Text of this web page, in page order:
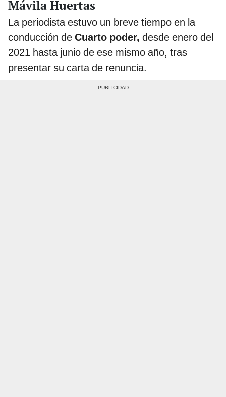
Mávila Huertas
La periodista estuvo un breve tiempo en la
conducción de Cuarto poder, desde enero del
2021 hasta junio de ese mismo año, tras
presentar su carta de renuncia.